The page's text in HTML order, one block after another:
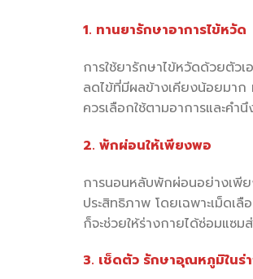
1. ทานยารักษาอาการไข้หวัด
การใช้ยารักษาไข้หวัดด้วยตัวเ
ลดไข้ที่มีผลข้างเคียงน้อยมา
ควรเลือกใช้ตามอาการและคำ
2. พักผ่อนให้เพียงพอ
การนอนหลับพักผ่อนอย่างเพีย
ประสิทธิภาพ โดยเฉพาะเม็ดเ
ก็จะช่วยให้ร่างกายได้ซ่อมแซ
3. เช็ดตัว รักษาอุณหภูมิในร่